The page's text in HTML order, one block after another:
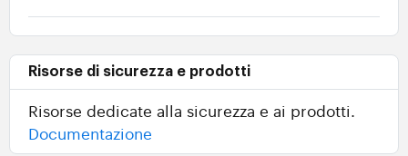
Risorse di sicurezza e prodotti
Risorse dedicate alla sicurezza e ai prodotti.
Documentazione